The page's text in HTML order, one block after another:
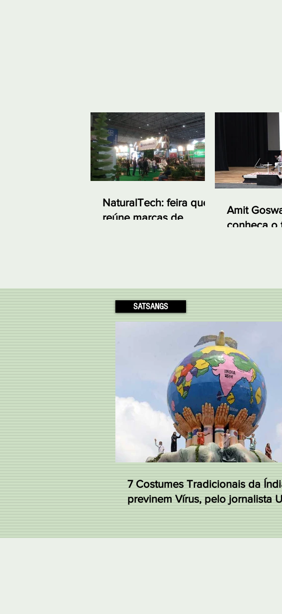
NaturalTech: feira que
reúne marcas de
Amit
conheça o
SATSANGS
7 Costumes Tradicionais da
previnem Vírus, pelo jornalista